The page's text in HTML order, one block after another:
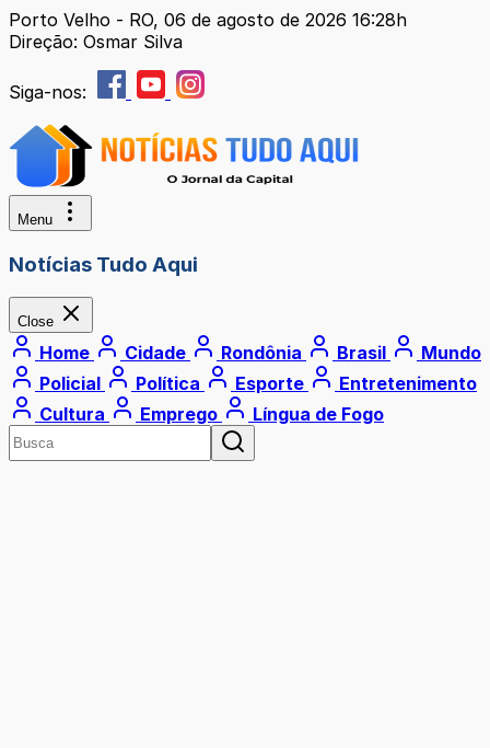
Porto Velho - RO, 06 de agosto de 2026 16:28h
Direção: Osmar Silva
Siga-nos:
Menu
Notícias Tudo Aqui
Close
Home Cidade Rondônia Brasil
Mundo
Policial
Política Esporte
Entretenimento
Cultura
Emprego Língua de Fogo